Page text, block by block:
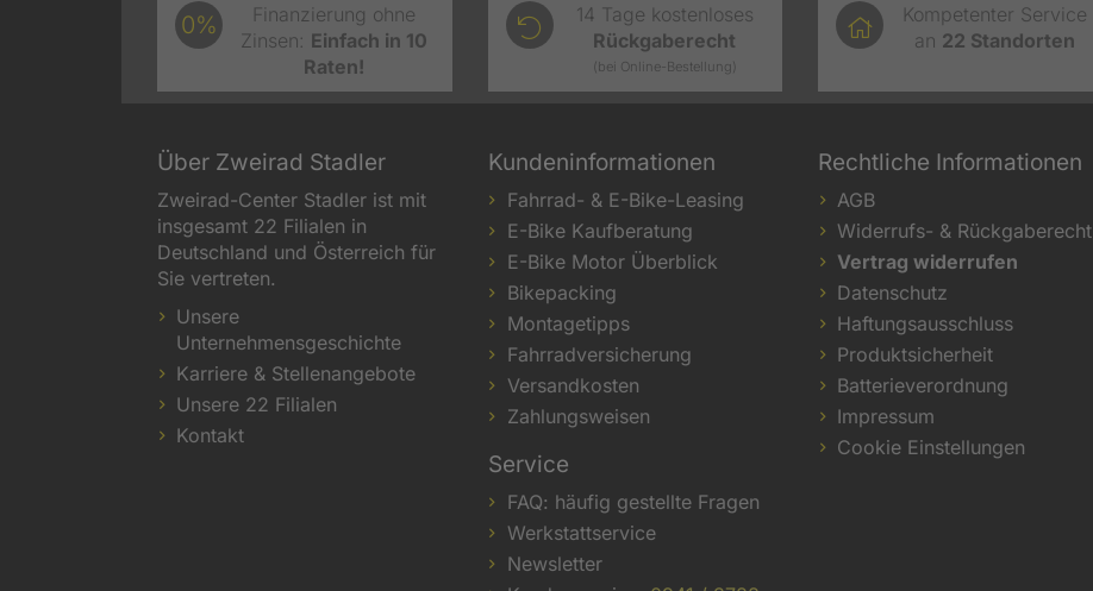
0%
Finanzierung ohne
Zinsen: Einfach in 10
Raten!
14 Tage kostenloses
Rückgaberecht
(bei Online-Bestellung)
Kompetenter Service
an 22 Standorten
Über Zweirad Stadler
Zweirad-Center Stadler ist mit
insgesamt 22 Filialen in
Deutschland und Österreich für
Sie vertreten.
Unsere
Unternehmensgeschichte
Karriere & Stellenangebote
Unsere 22 Filialen
Kontakt
Kundeninformationen
Fahrrad- & E-Bike-Leasing
E-Bike Kaufberatung
E-Bike Motor Überblick
Bikepacking
Montagetipps
Fahrradversicherung
Versandkosten
Zahlungsweisen
Service
FAQ: häufig gestellte Fragen
Werkstattservice
Newsletter
Rechtliche Informationen
AGB
Widerrufs- & Rückgaberecht
Vertrag widerrufen
Datenschutz
Haftungsausschluss
Produktsicherheit
Batterieverordnung
Impressum
Cookie Einstellungen